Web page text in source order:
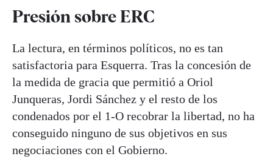
Presión sobre ERC
La lectura, en términos políticos, no es tan
satisfactoria para Esquerra. Tras la concesión de
la medida de gracia que permitió a Oriol
Junqueras, Jordi Sánchez y el resto de los
condenados por el 1-O recobrar la libertad, no ha
conseguido ninguno de sus objetivos en sus
negociaciones con el Gobierno.